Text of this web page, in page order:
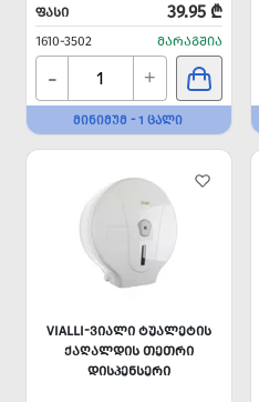
ᲤᲐᲡᲘ 39.95 ₾
1610-3502 ᲛᲐᲠᲐᲒᲨᲘᲐ
- +
ᲛᲘᲜᲘᲛᲣᲛ - 1 ᲪᲐᲚᲘ
VIALLI-ᲕᲘᲐᲚᲘ ᲢᲣᲐᲚᲔᲢᲘᲡ
ᲥᲐᲦᲐᲚᲓᲘᲡ ᲗᲔᲗᲠᲘ
ᲓᲘᲡᲞᲔᲜᲡᲔᲠᲘ